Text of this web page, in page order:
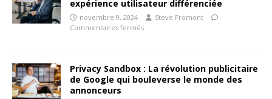
expérience utilisateur différenciée
novembre 9, 2024
Steve Fromont
Commentaires fermés
Privacy Sandbox : La révolution publicitaire
de Google qui bouleverse le monde des
annonceurs